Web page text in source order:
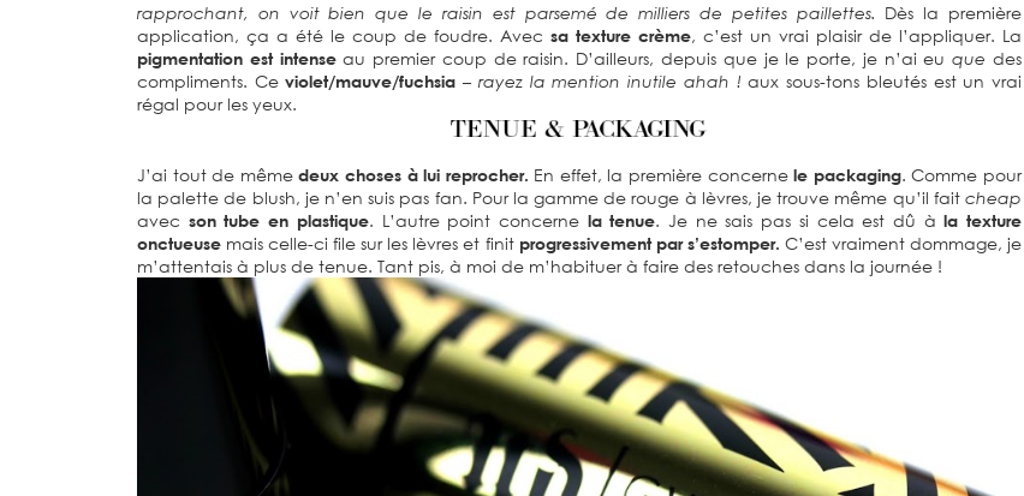
rapprochant, on voit bien que le raisin est parsemé de milliers de petites paillettes. Dès la première
application, ça a été le coup de foudre. Avec sa texture crème, c’est un vrai plaisir de l’appliquer. La
pigmentation est intenseau premier coup de raisin. D’ailleurs, depuis que je le porte, je n’ai euque des
compliments. Ceviolet/mauve/fuchsia – rayez la mention inutile ahah ! aux sous-tons bleutés est un vrai
régal pour les yeux.
J’ai tout de mêmedeux choses à lui reprocher. En effet, la première concernele packaging. Comme pour
la palette de blush, je n’en suis pas fan. Pour la gamme de rouge à lèvres, je trouve même qu’il fait cheap
avec son tube en plastique. L’autre point concerne la tenue. Je ne sais pas si cela est dû àla texture
onctueuse mais celle-ci file sur les lèvres et finit progressivement par s’estomper. C’est vraiment dommage, je
m’attentais à plus de tenue. Tant pis, à moi de m’habituer à faire des retouches dans la journée !